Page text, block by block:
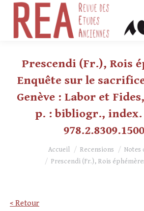
Prescendi (Fr.), Rois
Enquête sur le
Genève : Labor et
p. : bibliogr., index.
Vous êtes ici :Accueil Recensions
Notes
Prescendi (Fr.), Rois
< Retour